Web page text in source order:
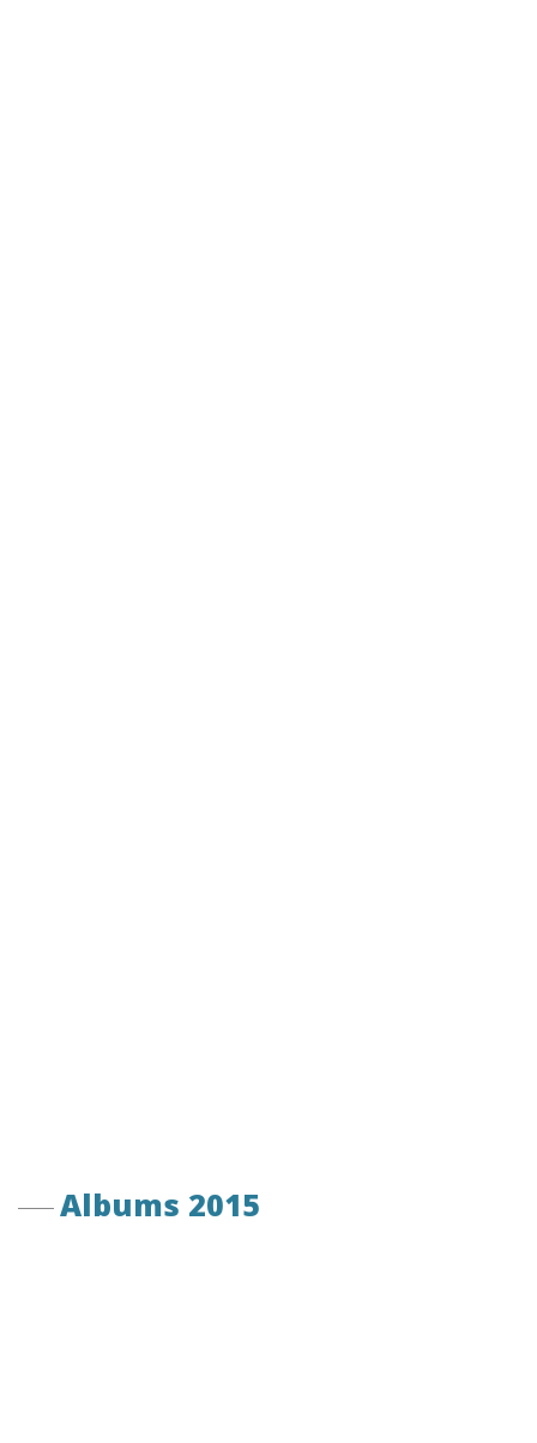
Albums 2015